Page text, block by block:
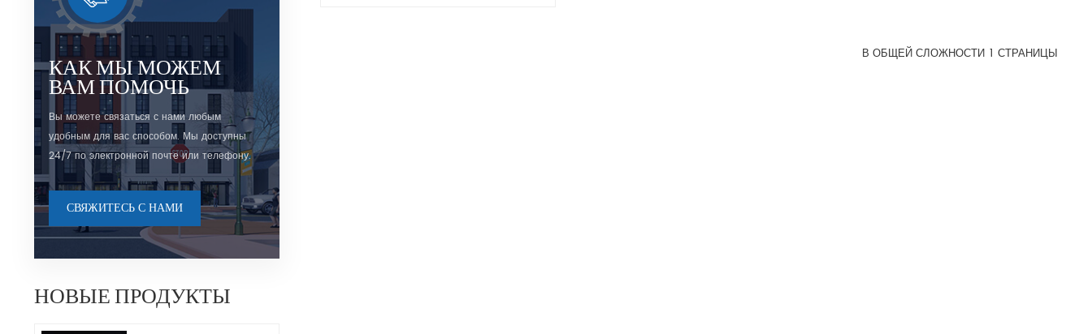
КАК МЫ МОЖЕМ
ВАМ ПОМОЧЬ
Вы можете связаться с нами любым
удобным для вас способом. Мы доступны
24/7 по электронной почте или телефону.
СВЯЖИТЕСЬ С НАМИ
НОВЫЕ ПРОДУКТЫ
В ОБЩЕЙ СЛОЖНОСТИ 1 СТРАНИЦЫ